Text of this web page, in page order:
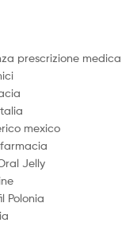
prescrizione medica
mexico
Jelly
Polonia